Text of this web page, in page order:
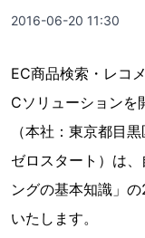
2016-06-20 11:30
EC商品検索・レコ
Cソリューションを
（本社：東京都目
ゼロスタート）は
ングの基本知識」
いたします。